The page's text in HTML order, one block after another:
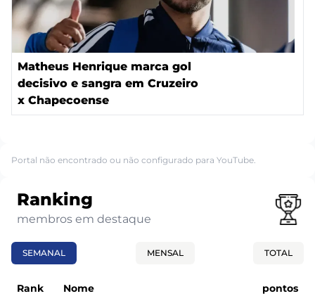
Matheus Henrique marca gol
decisivo e sangra em Cruzeiro
x Chapecoense
Portal não encontrado ou não configurado para YouTube.
Ranking
membros em destaque
SEMANAL MENSAL TOTAL
Rank Nome pontos